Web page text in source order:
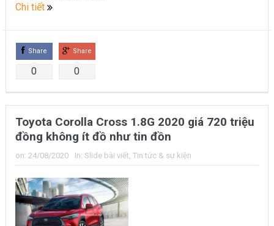
Chi tiết
Share
0
Share
0
Toyota Corolla Cross 1.8G 2020 giá 720 triệu
đồng không ít đồ như tin đồn
on: 24/08/2020 In: Slide bài viết Tin tức & sự kiện